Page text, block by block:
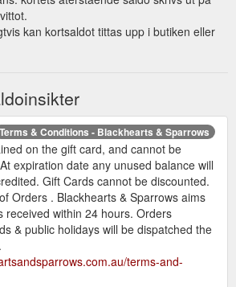
kan kortsaldot tittas upp i butiken eller
Terms & Conditions - Blackhearts & Sparrows
on the gift card, and cannot be
expiration date any unused balance will
Gift Cards cannot be discounted.
Orders . Blackhearts & Sparrows aims
received within 24 hours. Orders
& public holidays will be dispatched the
terms-and-